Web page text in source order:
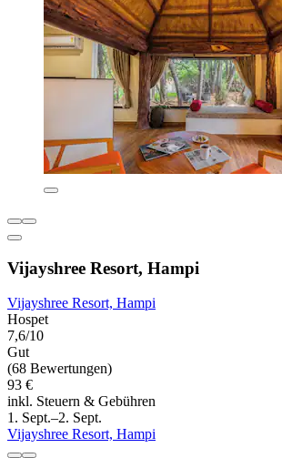
Vijayshree Resort, Hampi
Vijayshree Resort, Hampi
Hospet
7,6/10
Gut
(68 Bewertungen)
93 €
inkl. Steuern & Gebühren
1. Sept.–2. Sept.
Vijayshree Resort, Hampi